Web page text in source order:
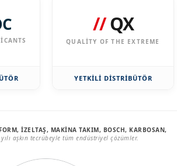
//QX
QUALITY OF THE EXTREME
YETKİLİ DİSTRİBÜTÖR
İZELTAŞ, MAKİNA TAKIM, BOSCH, KARBOSAN,
aşkın tecrübeyle tüm endüstriyel çözümler.